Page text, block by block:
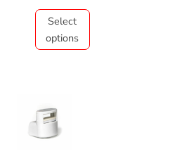
Select
options